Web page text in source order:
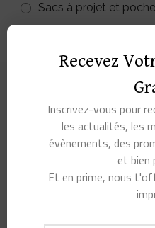
Sacs à projet et
Recevez
Inscrivez-vous pour
les actualités, les
évènements, des
et bien
Et en prime, nous